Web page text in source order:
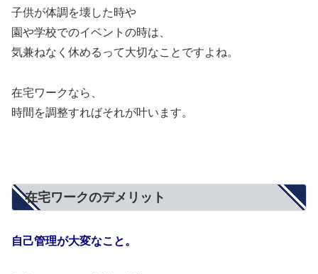
子供が体調を壊した時や
園や学校でのイベントの時は、
気兼ねなく休めるって大切なことですよね。
在宅ワークなら、
時間を調整すればそれが叶います。
在宅ワークのデメリット
自己管理が大変なこと。